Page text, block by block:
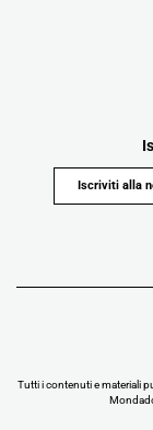
Tutti i contenuti e materiali